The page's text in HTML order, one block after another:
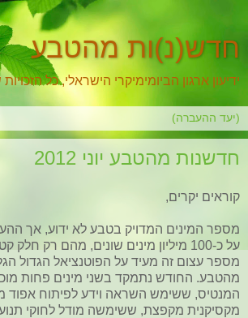
חדש(נ)ות מהטבע
ידיעון ארגון הביומימיקרי הישראלי, כל
חדשנות מהטבע יוני 2012
קוראים יקרים,
מספר המינים המדויק בטבע לא ידוע, אך
על כ-100 מיליון מינים שונים, מהם רק
מספר עצום זה מעיד על הפוטנציאל הגדול
מהטבע. החודש נתמקד בשני מינים פחות
המנטיס, ששימש השראה וידע לפיתוח אפוד
מקסיקנית מקפצת, ששימשה מודל לחוקי